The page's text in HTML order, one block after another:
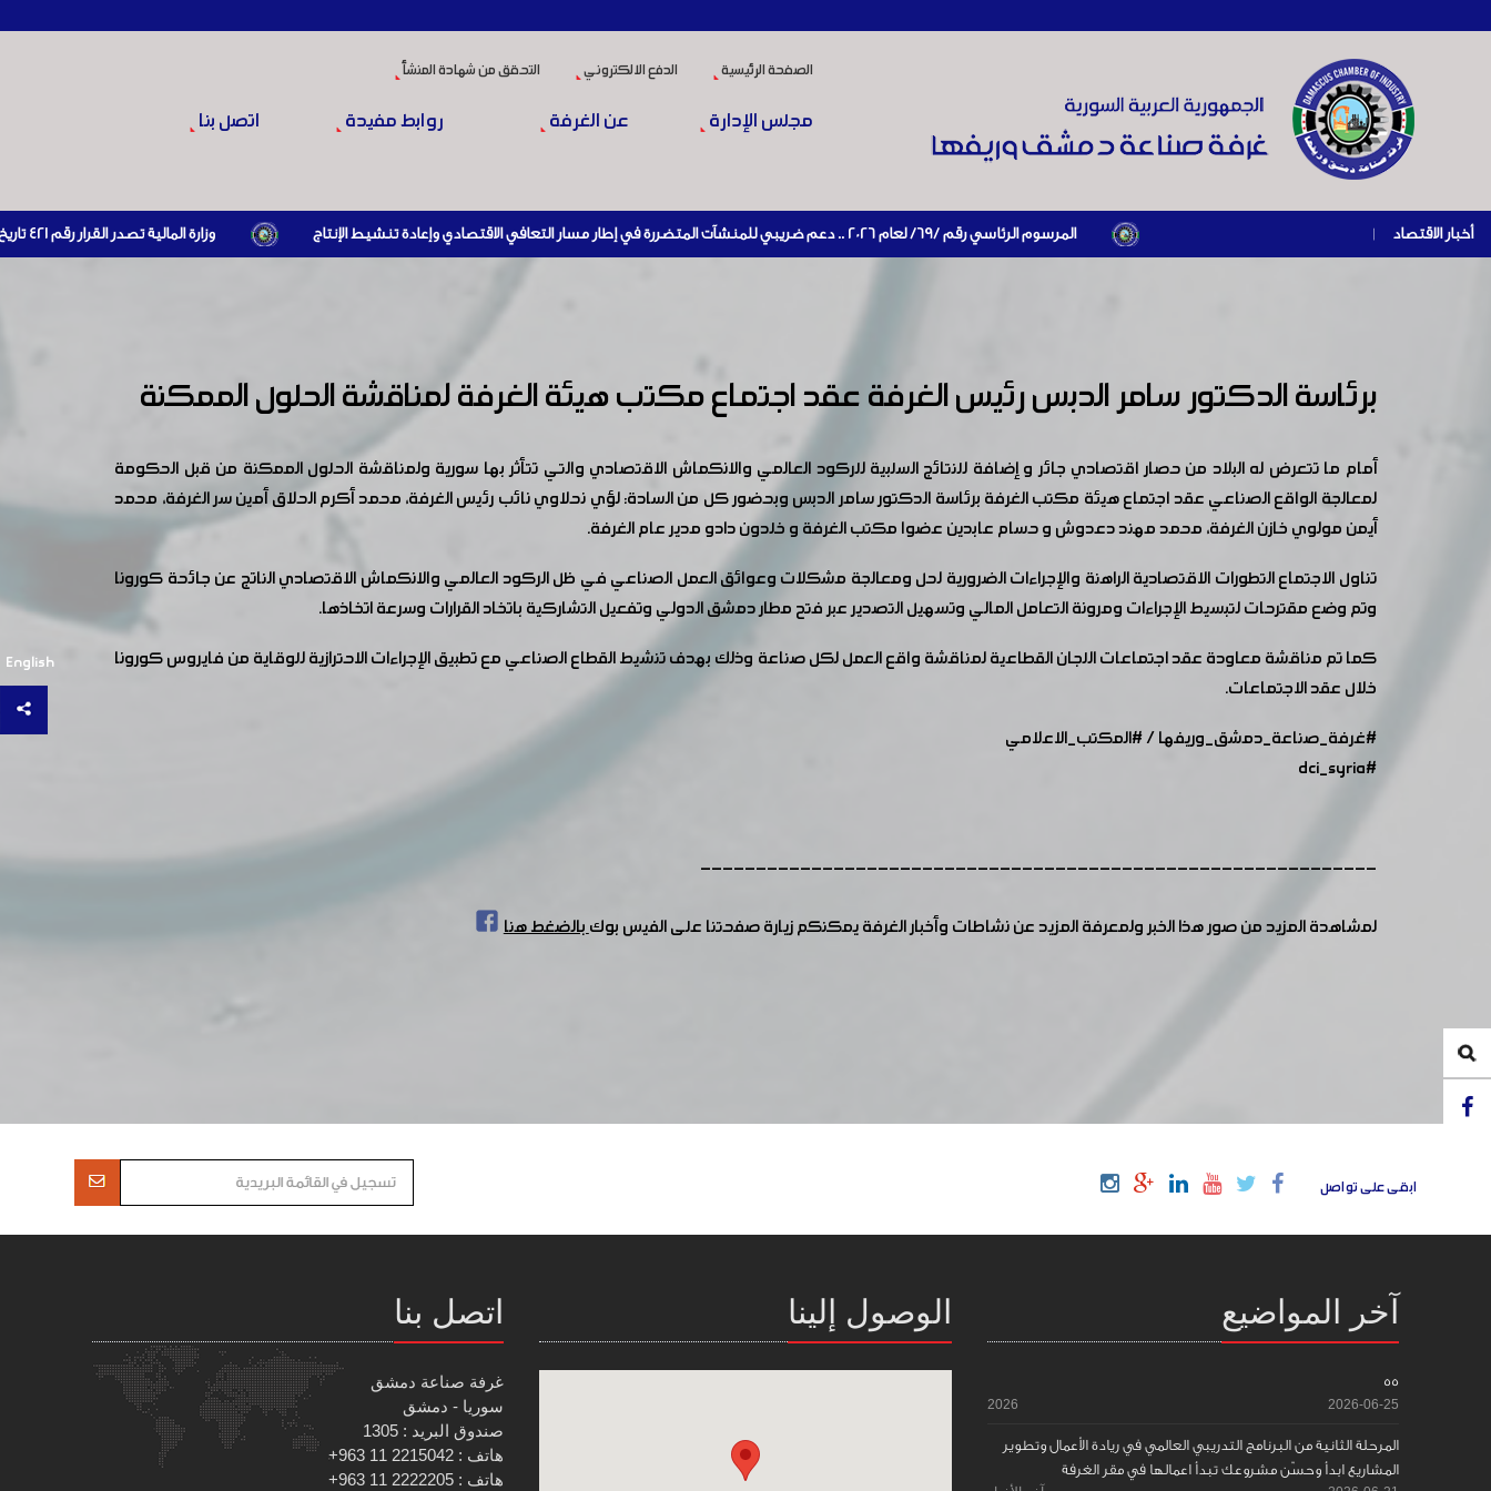
الصفحة الرئيسية الدفع الالكتروني التحقق من شهادة المنشأ
مجلس الإدارة عن الغرفة روابط مفيدة اتصل بنا
أخبار الاقتصاد | المرسوم الرئاسي رقم /69/ لعام 2026 .. دعم ضريبي للمنشآت المتضررة في إطار مسار التعافي الاقتصادي وإعادة تنشيط الإنتاج وزارة المالية تصدر القرار رقم 421 تاريخ 24/3/2026 المتضمن الزام المستوردين بإبراز براءة ذمة مالية سارية صادرة عن الهيئة العامة للضرائب والرسوم أو مديرياتها عند القيام بعمليات الاستيراد
English
برئاسة الدكتور سامر الدبس رئيس الغرفة عقد اجتماع مكتب هيئة الغرفة لمناقشة الحلول الممكنة
أمام ما تتعرض له البلاد من حصار اقتصادي جائر و إضافة للنتائج السلبية للركود العالمي والانكماش الاقتصادي والتي تتأثر بها سورية ولمناقشة الحلول الممكنة من قبل الحكومة
لمعالجة الواقع الصناعي عقد اجتماع هيئة مكتب الغرفة برئاسة الدكتور سامر الدبس وبحضور كل من السادة: لؤي نحلاوي نائب رئيس الغرفة، محمد أكرم الحلاق أمين سر الغرفة، محمد
أيمن مولوي خازن الغرفة، محمد مهند دعدوش و حسام عابدين عضوا مكتب الغرفة و خلدون دادو مدير عام الغرفة.
تناول الاجتماع التطورات الاقتصادية الراهنة والإجراءات الضرورية لحل ومعالجة مشكلات وعوائق العمل الصناعي في ظل الركود العالمي والانكماش الاقتصادي الناتج عن جائحة كورونا
وتم وضع مقترحات لتبسيط الإجراءات ومرونة التعامل المالي وتسهيل التصدير عبر فتح مطار دمشق الدولي وتفعيل التشاركية باتخاد القرارات وسرعة اتخاذها.
كما تم مناقشة معاودة عقد اجتماعات اللجان القطاعية لمناقشة واقع العمل لكل صناعة وذلك بهدف تنشيط القطاع الصناعي مع تطبيق الإجراءات الاحترازية للوقاية من فايروس كورونا
خلال عقد الاجتماعات.
#غرفة_صناعة_دمشق_وريفها/#المكتب_الاعلامي
#dci_syria
-------------------------------------------------------------
لمشاهدة المزيد من صور هذا الخبر ولمعرفة المزيد عن نشاطات وأخبار الغرفة يمكنكم زيارة صفحتنا على الفيس بوكبالضغط هنا
ابقى على تواصل
آخر المواضيع
55
2026-06-25
2026
المرحلة الثانية من البرنامج التدريبي العالمي في ريادة الأعمال وتطوير
المشاريع ابدأ وحسّن مشروعك تبدأ اعمالها في مقر الغرفة
الوصول إلينا اتصل بنا
غرفة صناعة دمشق
سوريا - دمشق
صندوق البريد : 1305
هاتف : 2215042 11 963+
هاتف : 2222205 11 963+